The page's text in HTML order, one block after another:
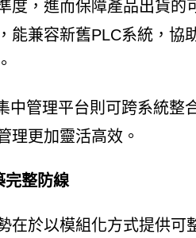
度，進而保障產品出貨的
能兼容新舊PLC系統，協
中管理平台則可跨系統整
理更加靈活高效。
整防線
在於以模組化方式提供可